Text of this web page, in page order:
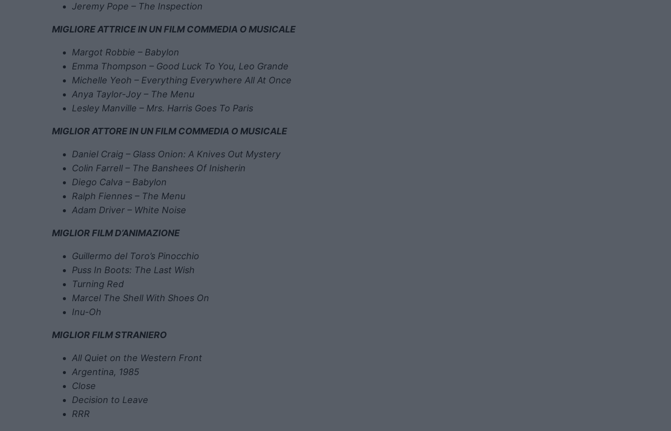
Jeremy Pope – The Inspection
MIGLIORE ATTRICE IN UN FILM COMMEDIA O MUSICALE
Margot Robbie – Babylon
Emma Thompson – Good Luck To You, Leo Grande
Michelle Yeoh – Everything Everywhere All At Once
Anya Taylor-Joy – The Menu
Lesley Manville – Mrs. Harris Goes To Paris
MIGLIOR ATTORE IN UN FILM COMMEDIA O MUSICALE
Daniel Craig – Glass Onion: A Knives Out Mystery
Colin Farrell – The Banshees Of Inisherin
Diego Calva – Babylon
Ralph Fiennes – The Menu
Adam Driver – White Noise
MIGLIOR FILM D’ANIMAZIONE
Guillermo del Toro’s Pinocchio
Puss In Boots: The Last Wish
Turning Red
Marcel The Shell With Shoes On
Inu-Oh
MIGLIOR FILM STRANIERO
All Quiet on the Western Front
Argentina, 1985
Close
Decision to Leave
RRR